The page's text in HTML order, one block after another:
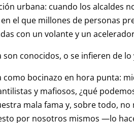
urbana: cuando los alcaldes
el que millones de personas
con un volante y un
conocidos, o se infieren de lo
bocinazo en hora punta:
y mafiosos, ¿qué
mala fama y, sobre todo,
por nosotros mismos —lo